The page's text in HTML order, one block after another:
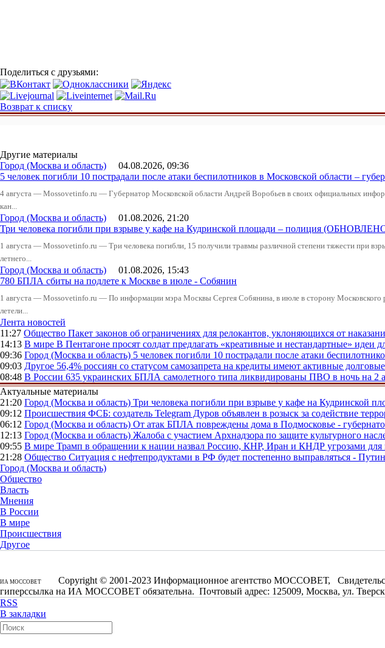
Поделиться с друзьями:
Возврат к списку
Другие материалы
Город (Москва и область) 04.08.2026, 09:36
5 человек погибли 10 пострадали после атаки беспилотников в Московской области –
4 августа — Mossovetinfo.ru — Губернатор Московской области Андрей Воробьев в своих официальных
кан...
Город (Москва и область) 01.08.2026, 21:20
Три человека погибли при взрыве у кафе на Кудринской площади – полиция
1 августа — Mossovetinfo.ru — Три человека погибли, 15 получили травмы различной степени тяжести при
летнего...
Город (Москва и область) 01.08.2026, 15:43
780 БПЛА сбиты на подлете к Москве в июле - Собянин
1 августа — Mossovetinfo.ru — По информации мэра Москвы Сергея Собянина, в июле в сторону Московского
летели...
Лента новостей
11:27 Общество Пакет законов об ограничениях для релокантов, уклоняющихся от
14:13 В мире В Пентагоне просят солдат предлагать «креативные и нестандартные» идеи
09:36 Город (Москва и область) 5 человек погибли 10 пострадали после атаки
09:03 Другое 56,4% россиян со статусом самозапрета на кредиты имеют активные
08:48 В России 635 украинских БПЛА самолетного типа ликвидированы ПВО в ночь на 2
Актуальные материалы
21:20 Город (Москва и область) Три человека погибли при взрыве у кафе на
09:12 Происшествия ФСБ: создатель Telegram Дуров объявлен в розыск за содействие
06:12 Город (Москва и область) От атак БПЛА повреждены дома в Подмосковье -
12:13 Город (Москва и область) Жалоба с участием Архнадзора по защите культурного
09:55 В мире Трамп в обращении к нации назвал Россию, КНР, Иран и КНДР угрозами
21:28 Общество Ситуация с нефтепродуктами в РФ будет постепенно выправляться - Путин
Город (Москва и область)
Общество
Власть
Мнения
В России
В мире
Происшествия
Другое
ИА МОССОВЕТ
Copyright © 2001-2023 Информационное агентство МОССОВЕТ,
гиперссылка на ИА МОССОВЕТ обязательна. Почтовый адрес: 125009, Москва, ул.
RSS
В закладки